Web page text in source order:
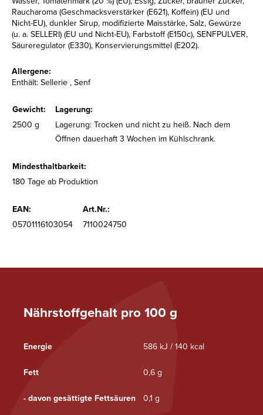
Nährstoffgehalt pro 100 g
Energie 586 kJ / 140 kcal
Fett 0,6 g
- davon gesättigte Fettsäuren 0,1 g
Raucharoma (Geschmacksverstärker (E621), Koffein) (EU und
Nicht-EU), dunkler Sirup, modifizierte Maisstärke, Salz, Gewürze
(u. a. SELLERI) (EU und Nicht-EU), Farbstoff (E150c), SENFPULVER,
Säureregulator (E330), Konservierungsmittel (E202).
Allergene:
Enthält: Sellerie , Senf
Gewicht:
Lagerung:
2500 g
Lagerung: Trocken und nicht zu heiß. Nach dem
Öffnen dauerhaft 3 Wochen im Kühlschrank.
Mindesthaltbarkeit:
180 Tage ab Produktion
EAN:
Art.Nr.:
05701116103054
7110024750